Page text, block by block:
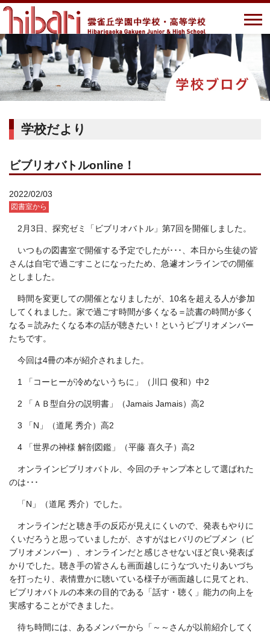
学校だより
ビブリオバトルonline！
2022/02/03
図書室から
2月3日、探究ゼミ「ビブリオバトル」第7回を開催しました。
いつもの図書室で開催する予定でしたが･･･、本日から生徒の皆
さんは自宅で過ごすことになったため、急遽オンラインでの開催
としました。
時間を変更しての開催となりましたが、10名を超える人が参加
してくれました。家で過ごす時間が多くなる＝読書の時間が多く
なる＝読みたくなる本の話が聴きたい！というビブリオメンバー
たちです。
今回は4冊の本が紹介されました。
1 「コーヒーが冷めないうちに」（川口 俊和）中2
2 「ＡＢ型自分の説明書」（Jamais Jamais）高2
3 「N」（道尾 秀介）高2
4 「世界の神様 解剖図鑑」（平藤 喜久子）高2
オンラインビブリオバトル、今回のチャンプ本として選ばれた
のは･･･
「N」（道尾 秀介）でした。
オンラインだと聴き手の反応が見えにくいので、発表もやりに
くいだろうと思っていましたが、さすがはヒバリのビブメン（ビ
ブリオメンバー）、オンラインだと感じさせないほど良い発表ば
かりでした。聴き手の皆さんも画面越しにうなづいたりあいづち
を打ったり、表情豊かに聴いている様子が画面越しに見てとれ、
ビブリオバトルの本来の目的である「話す・聴く」能力の向上を
実感することができました。
待ち時間には、あるメンバーから「～～さんが以前紹介してく